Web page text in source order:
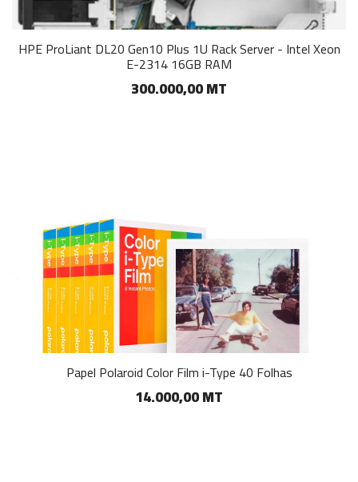
HPE ProLiant DL20 Gen10 Plus 1U Rack Server - Intel Xeon
E-2314 16GB RAM
300.000,00 MT
Papel Polaroid Color Film i-Type 40 Folhas
14.000,00 MT